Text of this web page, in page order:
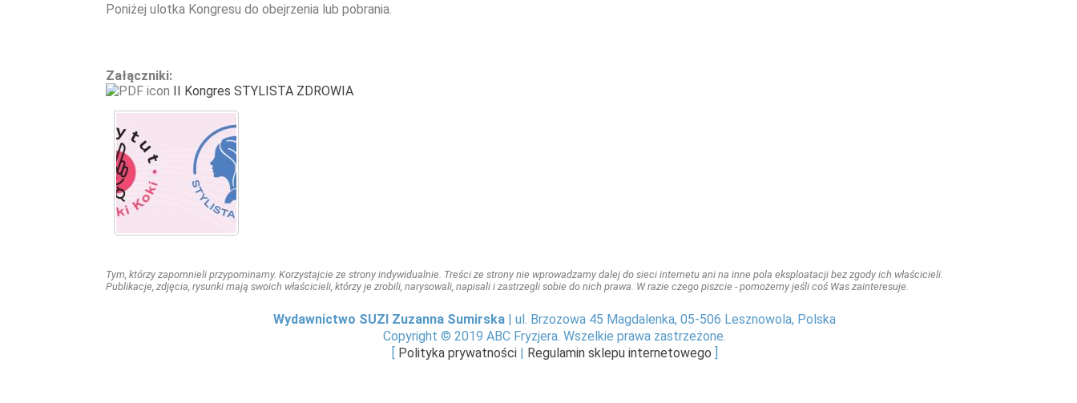
Poniżej ulotka Kongresu do obejrzenia lub pobrania.
Załączniki:
II Kongres STYLISTA ZDROWIA
Tym, którzy zapomnieli przypominamy. Korzystajcie ze strony indywidualnie. Treści ze strony nie wprowadzamy dalej do sieci internetu ani na inne pola eksploatacji bez zgody ich właścicieli.
Publikacje, zdjęcia, rysunki mają swoich właścicieli, którzy je zrobili, narysowali, napisali i zastrzegli sobie do nich prawa. W razie czego piszcie - pomożemy jeśli coś Was zainteresuje.
Wydawnictwo SUZI Zuzanna Sumirska | ul. Brzozowa 45 Magdalenka, 05-506 Lesznowola, Polska
Copyright © 2019 ABC Fryzjera. Wszelkie prawa zastrzeżone.
[ Polityka prywatności| Regulamin sklepu internetowego ]